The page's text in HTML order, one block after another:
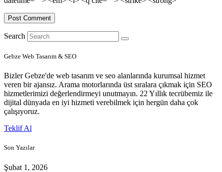
Search
Gebze Web Tasarım & SEO
Bizler Gebze'de web tasarım ve seo alanlarında kurumsal hizmet
veren bir ajansız. Arama motorlarında üst sıralara çıkmak için SEO
hizmetlerimizi değerlendirmeyi unutmayın. 22 Yıllık tecrübemiz ile
dijital dünyada en iyi hizmeti verebilmek için hergün daha çok
çalışıyoruz.
Teklif Al
Son Yazılar
Şubat 1, 2026